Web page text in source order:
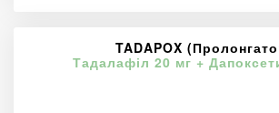
TADAPOX
Тадалафіл 20 мг +